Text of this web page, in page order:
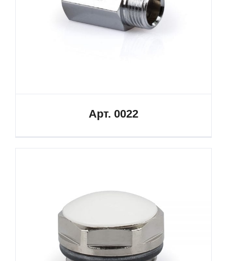
Арт. 0022